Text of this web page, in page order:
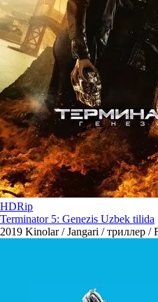
HDRip
Terminator 5: Genezis Uzbek tilida
2019 Kinolar / Jangari / триллер